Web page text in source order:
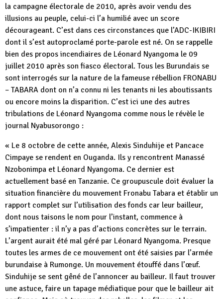
la campagne électorale de 2010, après avoir vendu des
illusions au peuple, celui-ci l’a humilié avec un score
décourageant. C’est dans ces circonstances que l’ADC-IKIBIRI
dont il s’est autoproclamé porte-parole est né. On se rappelle
bien des propos incendiaires de Léonard Nyangoma le 09
juillet 2010 après son fiasco électoral. Tous les Burundais se
sont interrogés sur la nature de la fameuse rébellion FRONABU
– TABARA dont on n’a connu ni les tenants ni les aboutissants
ou encore moins la disparition. C’est ici une des autres
tribulations de Léonard Nyangoma comme nous le révèle le
journal Nyabusorongo :
« Le 8 octobre de cette année, Alexis Sinduhije et Pancace
Cimpaye se rendent en Ouganda. Ils y rencontrent Manassé
Nzobonimpa et Léonard Nyangoma. Ce dernier est
actuellement basé en Tanzanie. Ce groupuscule doit évaluer la
situation financière du mouvement Fronabu Tabara et établir un
rapport complet sur l’utilisation des fonds car leur bailleur,
dont nous taisons le nom pour l’instant, commence à
s’impatienter : il n’y a pas d’actions concrètes sur le terrain.
L’argent aurait été mal géré par Léonard Nyangoma. Presque
toutes les armes de ce mouvement ont été saisies par l’armée
burundaise à Rumonge. Un mouvement étouffé dans l’œuf.
Sinduhije se sent gêné de l’annoncer au bailleur. Il faut trouver
une astuce, faire un tapage médiatique pour que le bailleur ait